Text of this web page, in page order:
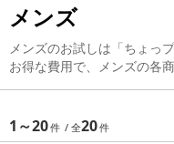
メンズ
メンズのお試しは「ちょっ
お得な費用で、メンズの各
1～20 20